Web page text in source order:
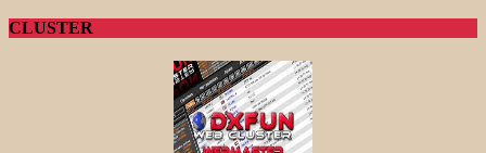
CLUSTER